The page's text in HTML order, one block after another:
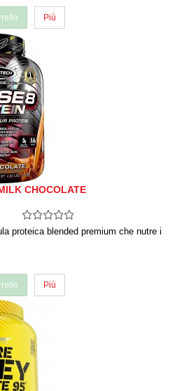
Più
CHOCOLATE
proteica blended premium che nutre i
Più